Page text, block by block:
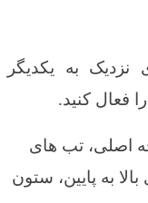
به یکدیگر
فعال کنید.
اصلی، تب های
به پایین، ستون